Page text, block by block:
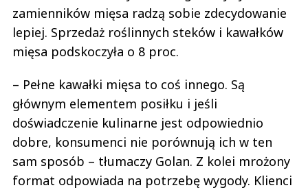
zamienników mięsa radzą sobie zdecydowanie
lepiej. Sprzedaż roślinnych steków i kawałków
mięsa podskoczyła o 8 proc.
– Pełne kawałki mięsa to coś innego. Są
głównym elementem posiłku i jeśli
doświadczenie kulinarne jest odpowiednio
dobre, konsumenci nie porównują ich w ten
sam sposób – tłumaczy Golan. Z kolei mrożony
format odpowiada na potrzebę wygody. Klienci